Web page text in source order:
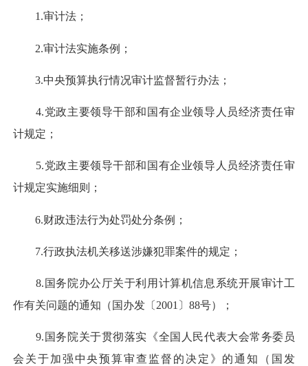
1.审计法；
2.审计法实施条例；
3.中央预算执行情况审计监督暂行办法；
4.党政主要领导干部和国有企业领导人员经济责任审
计规定；
5.党政主要领导干部和国有企业领导人员经济责任审
计规定实施细则；
6.财政违法行为处罚处分条例；
7.行政执法机关移送涉嫌犯罪案件的规定；
8.国务院办公厅关于利用计算机信息系统开展审计工
作有关问题的通知（国办发〔2001〕88号）；
9.国务院关于贯彻落实《全国人民代表大会常务委员
会关于加强中央预算审查监督的决定》的通知（国发